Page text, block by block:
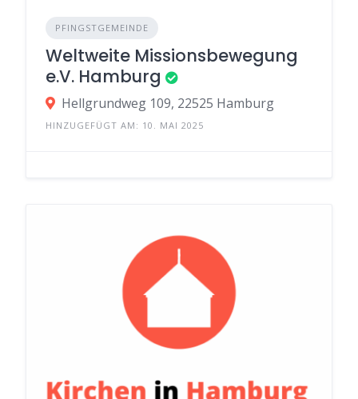
PFINGSTGEMEINDE
Weltweite Missionsbewegung
e.V. Hamburg
Hellgrundweg 109, 22525 Hamburg
HINZUGEFÜGT AM: 10. MAI 2025